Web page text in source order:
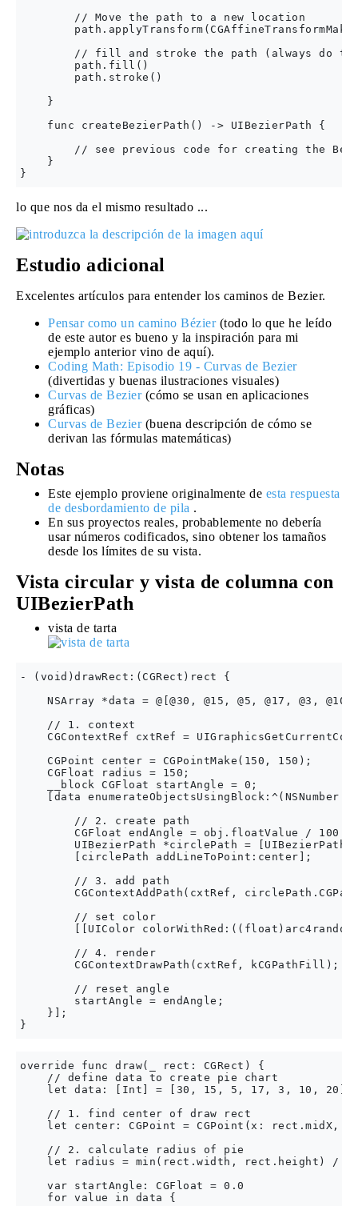
        // Move the path to a new location
// fill and stroke the path (always do
        path.fill()
        path.stroke()
    }
    func createBezierPath() -> UIBezierPath {
// see previous code for creating the
    }
lo que nos da el mismo resultado ...
Estudio adicional
Excelentes artículos para entender los caminos de Bezier.
Pensar como un camino Bézier(todo lo que he leído
de este autor es bueno y la inspiración para mi
ejemplo anterior vino de aquí).
Coding Math: Episodio 19 - Curvas de Bezier
(divertidas y buenas ilustraciones visuales)
Curvas de Bezier(cómo se usan en aplicaciones
gráficas)
Curvas de Bezier(buena descripción de cómo se
derivan las fórmulas matemáticas)
Notas
Este ejemplo proviene originalmente de esta respuesta
de desbordamiento de pila .
En sus proyectos reales, probablemente no debería
usar números codificados, sino obtener los tamaños
desde los límites de su vista.
Vista circular y vista de columna con
UIBezierPath
vista de tarta
- (void)drawRect:(CGRect)rect {
NSArray *data = @[@30, @15, @5, @17, @3, @10,
    // 1. context
CGContextRef cxtRef =
    CGPoint center = CGPointMake(150, 150);
    CGFloat radius = 150;
    __block CGFloat startAngle = 0;
[data enumerateObjectsUsingBlock:^(NSNumber
        // 2. create path
CGFloat endAngle = obj.floatValue / 100
UIBezierPath *circlePath = [UIBezierPath
        [circlePath addLineToPoint:center];
        // 3. add path
CGContextAddPath(cxtRef,
        // set color
[[UIColor
        // 4. render
        CGContextDrawPath(cxtRef, kCGPathFill);
        // reset angle
        startAngle = endAngle;
    }];
override func draw(_ rect: CGRect) {
    // define data to create pie chart
    let data: [Int] = [30, 15, 5, 17, 3, 10, 20]
    // 1. find center of draw rect
let center: CGPoint = CGPoint(x: rect.midX,
    // 2. calculate radius of pie
let radius = min(rect.width, rect.height) /
    var startAngle: CGFloat = 0.0
    for value in data {